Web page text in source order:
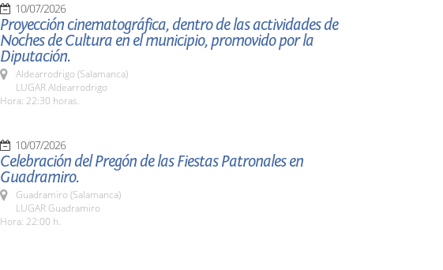
10/07/2026
Proyección cinematográfica, dentro de las actividades de
Noches de Cultura en el municipio, promovido por la
Diputación.
Aldearrodrigo (Salamanca)
LUGAR Aldearrodrigo
Hora: 22:30 horas.
10/07/2026
Celebración del Pregón de las Fiestas Patronales en
Guadramiro.
Guadramiro (Salamanca)
LUGAR Guadramiro
Hora: 22:00 h.